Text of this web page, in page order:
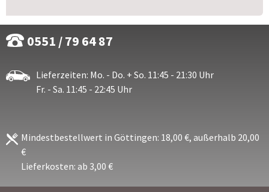
0551 / 79 64 87
Lieferzeiten: Mo. - Do. + So. 11:45 - 21:30 Uhr
Fr. - Sa. 11:45 - 22:45 Uhr
Mindestbestellwert in Göttingen: 18,00 €, außerhalb 20,00
€
Lieferkosten: ab 3,00 €